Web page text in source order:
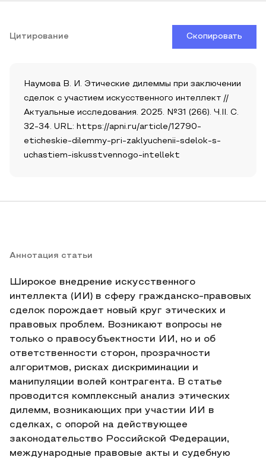
Цитирование Скопировать
Наумова В. И. Этические дилеммы при заключении
сделок с участием искусственного интеллект //
Актуальные исследования. 2025. №31 (266). Ч.II. С.
32-34. URL: https://apni.ru/article/12790-
eticheskie-dilemmy-pri-zaklyuchenii-sdelok-s-
uchastiem-iskusstvennogo-intellekt
Аннотация статьи
Широкое внедрение искусственного
интеллекта (ИИ) в сферу гражданско-правовых
сделок порождает новый круг этических и
правовых проблем. Возникают вопросы не
только о правосубъектности ИИ, но и об
ответственности сторон, прозрачности
алгоритмов, рисках дискриминации и
манипуляции волей контрагента. В статье
проводится комплексный анализ этических
дилемм, возникающих при участии ИИ в
сделках, с опорой на действующее
законодательство Российской Федерации,
международные правовые акты и судебную